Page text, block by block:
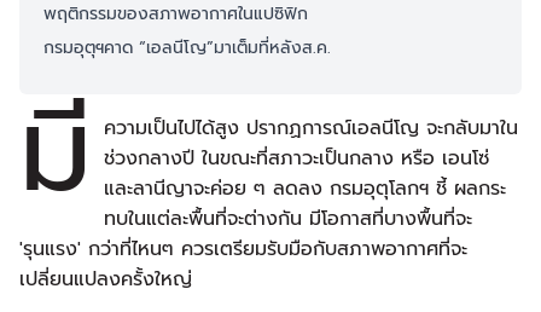
พฤติกรรมของสภาพอากาศในแปซิฟิก
กรมอุตุฯคาด “เอลนีโญ”มาเต็มที่หลังส.ค.
มี
ความเป็นไปได้สูง ปรากฏการณ์เอลนีโญ จะกลับมาใน
ช่วงกลางปี ในขณะที่สภาวะเป็นกลาง หรือ เอนโซ่
และลานีญาจะค่อย ๆ ลดลง กรมอุตุโลกฯ ชี้ ผลกระ
ทบในแต่ละพื้นที่จะต่างกัน มีโอกาสที่บางพื้นที่จะ
'รุนแรง' กว่าที่ไหนๆ ควรเตรียมรับมือกับสภาพอากาศที่จะ
เปลี่ยนแปลงครั้งใหญ่